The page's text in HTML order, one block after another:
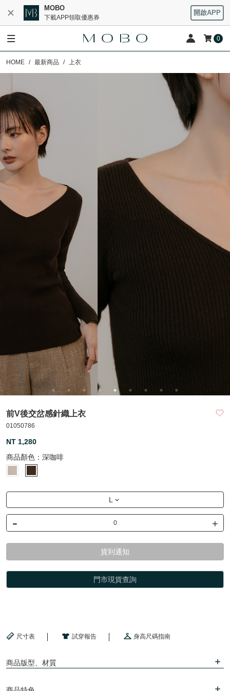
MOBO
下載APP領取優惠券
開啟APP
0
HOME 最新商品 上衣
前V後交岔感針織上衣
01050786
NT 1,280
商品顏色： 深咖啡
L
- +
貨到通知
門市現貨查詢
尺寸表 試穿報告 身高尺碼指南
商品版型、材質